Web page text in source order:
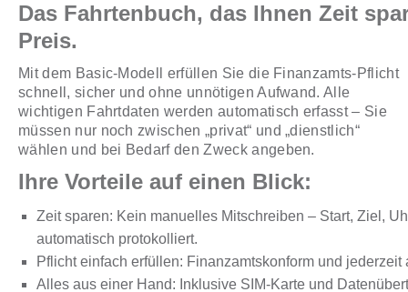
Das Fahrtenbuch, das Ihnen Zeit
Preis.
Mit dem Basic-Modell erfüllen Sie die Finanzamts-Pflicht
schnell, sicher und ohne unnötigen Aufwand. Alle
wichtigen Fahrtdaten werden automatisch erfasst – Sie
müssen nur noch zwischen „privat“ und „dienstlich“
wählen und bei Bedarf den Zweck angeben.
Ihre Vorteile auf einen Blick:
Zeit sparen: Kein manuelles Mitschreiben – Start, Ziel,
automatisch protokolliert.
Pflicht einfach erfüllen: Finanzamtskonform und jederzeit
Alles aus einer Hand: Inklusive SIM-Karte und